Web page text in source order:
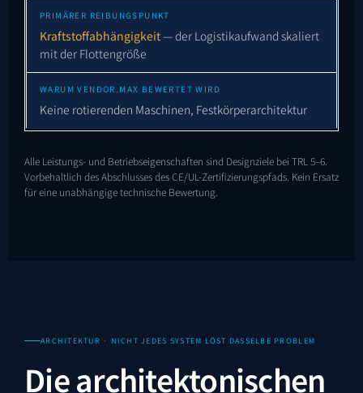
Kraftstoffabhängigkeit— der Logistikaufwand skaliert
mit der Flottengröße
Keine rotierenden Maschinen, Festkörperarchitektur
Alle Leistungs- und Betriebseigenschaften sind Designziele bei TRL 5–6.
Vorbehaltlich des Abschlusses des CE/UL-Zertifizierungspfads. Kein Ersatz
für eine unabhängige technische Bewertung.
ARCHITEKTUR · NICHT JEDES SYSTEM LÖST DASSELBE PROBLEM
Die architektonischen